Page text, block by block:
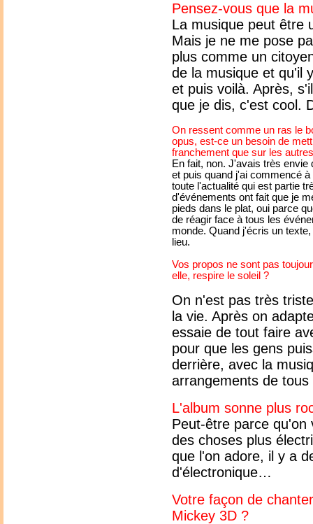
Pensez-vous que la
La musique peut être
Mais je ne me pose
plus comme un
de la musique et qu'il
et puis voilà. Après,
que je dis, c'est cool.
On ressent comme un ras le
opus, est-ce un besoin de
franchement que sur les
En fait, non. J'avais très envie
et puis quand j'ai commencé
toute l'actualité qui est partie
d'événements ont fait que je
pieds dans le plat, oui parce
de réagir face à tous les
monde. Quand j'écris un
lieu.
Vos propos ne sont pas
elle, respire le soleil ?
On n'est pas très
la vie. Après on
essaie de tout faire
pour que les gens
derrière, avec la
arrangements de tous
L'album sonne plus
Peut-être parce qu'on
des choses plus
que l'on adore, il y a
d'électronique…
Votre façon de
Mickey 3D ?